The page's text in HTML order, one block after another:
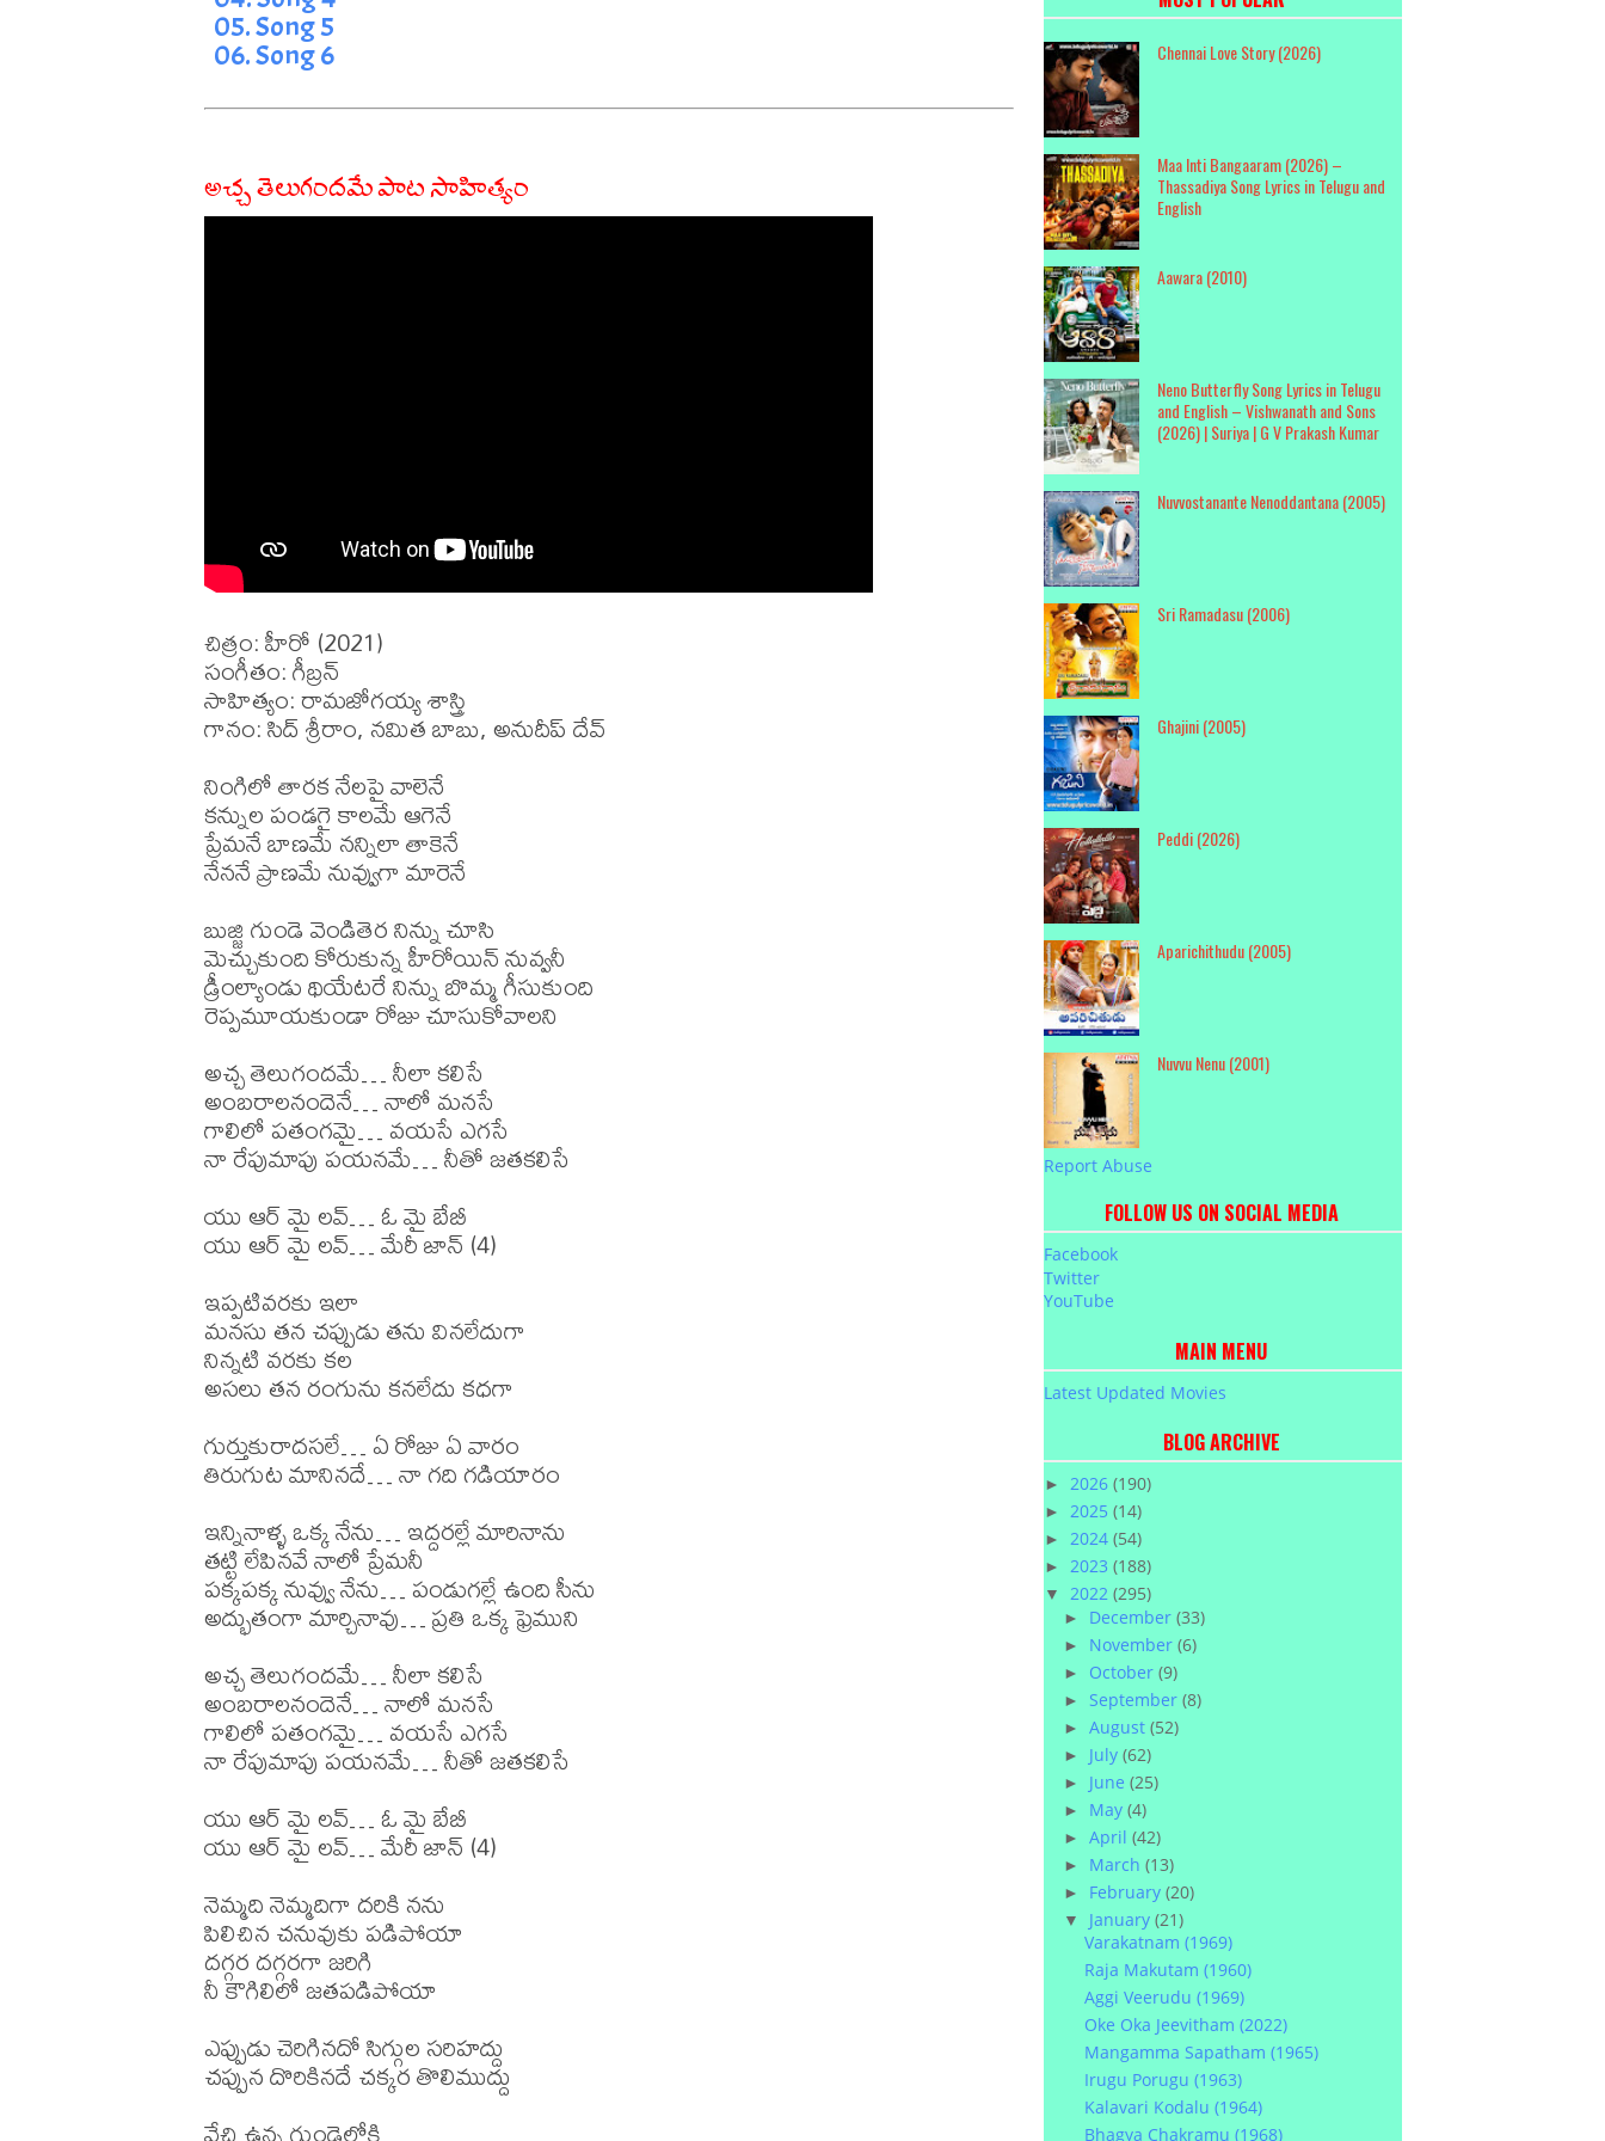
05. Song 5
06. Song 6
అచ్చ తెలుగందమే పాట సాహిత్యం
చిత్రం: హీరో (2021)
సంగీతం: గీబ్రన్
సాహిత్యం: రామజోగయ్య శాస్త్రి
గానం: సిద్ శ్రీరాం, నమిత బాబు, అనుదీప్ దేవ్
నింగిలో తారక నేలపై వాలెనే
కన్నుల పండగై కాలమే ఆగెనే
ప్రేమనే బాణమే నన్నిలా తాకెనే
నేననే ప్రాణమే నువ్వుగా మారెనే
బుజ్జి గుండె వెండితెర నిన్ను చూసి
మెచ్చుకుంది కోరుకున్న హీరోయిన్ నువ్వనీ
డ్రీంల్యాండు థియేటరే నిన్ను బొమ్మ గీసుకుంది
రెప్పమూయకుండా రోజు చూసుకోవాలని
అచ్చ తెలుగందమే… నీలా కలిసే
అంబరాలనందెనే… నాలో మనసే
గాలిలో పతంగమై… వయసే ఎగసే
నా రేపుమాపు పయనమే… నీతో జతకలిసే
యు ఆర్ మై లవ్… ఓ మై బేబీ
యు ఆర్ మై లవ్… మేరీ జాన్ (4)
ఇప్పటివరకు ఇలా
మనసు తన చప్పుడు తను వినలేదుగా
నిన్నటి వరకు కల
అసలు తన రంగును కనలేదు కధగా
గుర్తుకురాదసలే… ఏ రోజు ఏ వారం
తిరుగుట మానినదే… నా గది గడియారం
ఇన్నినాళ్ళ ఒక్క నేను… ఇద్దరల్లే మారినాను
తట్టి లేపినవే నాలో ప్రేమనీ
పక్కపక్క నువ్వు నేను… పండుగల్లే ఉంది సీను
అద్భుతంగా మార్చినావు… ప్రతి ఒక్క ఫ్రెముని
అచ్చ తెలుగందమే… నీలా కలిసే
అంబరాలనందెనే… నాలో మనసే
గాలిలో పతంగమై… వయసే ఎగసే
నా రేపుమాపు పయనమే… నీతో జతకలిసే
యు ఆర్ మై లవ్… ఓ మై బేబీ
యు ఆర్ మై లవ్… మేరీ జాన్ (4)
నెమ్మది నెమ్మదిగా దరికి నను
పిలిచిన చనువుకు పడిపోయా
దగ్గర దగ్గరగా జరిగి
నీ కౌగిలిలో జతపడిపోయా
ఎప్పుడు చెరిగినదో సిగ్గుల సరిహద్దు
చప్పున దొరికినదే చక్కర తొలిముద్దు
Chennai Love Story (2026)
Maa Inti Bangaaram (2026) –
Thassadiya Song Lyrics in Telugu and
English
Aawara (2010)
Neno Butterfly Song Lyrics in Telugu
and English – Vishwanath and Sons
(2026) | Suriya | G V Prakash Kumar
Nuvvostanante Nenoddantana (2005)
Sri Ramadasu (2006)
Ghajini (2005)
Peddi (2026)
Aparichithudu (2005)
Nuvvu Nenu (2001)
Report Abuse
FOLLOW US ON SOCIAL MEDIA
Facebook
Twitter
YouTube
MAIN MENU
Latest Updated Movies
BLOG ARCHIVE
► 2026 (190)
► 2025 (14)
► 2024 (54)
► 2023 (188)
▼ 2022 (295)
► December(33)
► November(6)
► October(9)
► September(8)
►August(52)
► July(62)
► June(25)
► May(4)
►April(42)
► March(13)
► February(20)
▼ January(21)
Varakatnam (1969)
Raja Makutam (1960)
Aggi Veerudu (1969)
Oke Oka Jeevitham (2022)
Mangamma Sapatham (1965)
Irugu Porugu (1963)
Kalavari Kodalu (1964)
Bhagya Chakramu (1968)